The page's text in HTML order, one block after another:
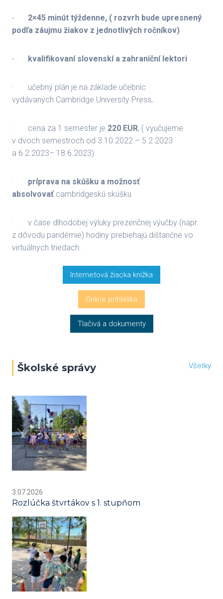
·
2×45 minút týždenne, ( rozvrh bude upresnený
podľa záujmu žiakov z jednotlivých ročníkov)
· kvalifikovaní slovenskí a zahraniční lektori
· učebný plán je na základe učebníc
vydávaných Cambridge University Press,
· cena za 1 semester je 220 EUR, ( vyučujeme
v dvoch semestroch od 3.10.2022 – 5.2.2023
a 6.2.2023– 18.6.2023)
· príprava na skúšku a možnosť
absolvovať cambridgeskú skúšku
· v čase dlhodobej výluky prezenčnej výučby (napr.
z dôvodu pandémie) hodiny prebiehajú dištančne vo
virtuálnych triedach.
Internetová žiacka knižka
Online prihláška
Tlačivá a dokumenty
Školské správy Všetky
3.07.2026
Rozlúčka štvrtákov s 1. stupňom